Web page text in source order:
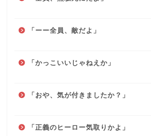
「ーー全員、敵だよ」
「かっこいいじゃねえか」
「おや、気が付きましたか？」
「正義のヒーロー気取りかよ」
ボイスサ